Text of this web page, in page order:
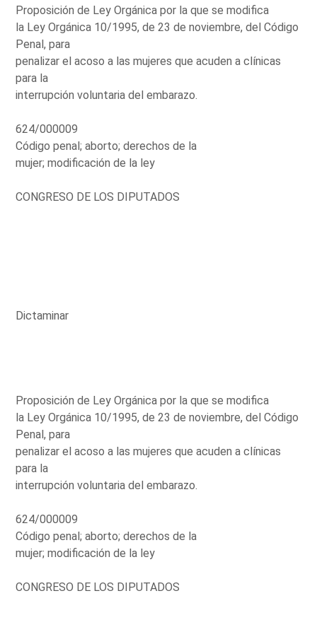
Proposición de Ley Orgánica por la que se modifica
la Ley Orgánica 10/1995, de 23 de noviembre, del Código
Penal, para
penalizar el acoso a las mujeres que acuden a clínicas
para la
interrupción voluntaria del embarazo.
624/000009
Código penal; aborto; derechos de la
mujer; modificación de la ley
CONGRESO DE LOS DIPUTADOS
Dictaminar
Proposición de Ley Orgánica por la que se modifica
la Ley Orgánica 10/1995, de 23 de noviembre, del Código
Penal, para
penalizar el acoso a las mujeres que acuden a clínicas
para la
interrupción voluntaria del embarazo.
624/000009
Código penal; aborto; derechos de la
mujer; modificación de la ley
CONGRESO DE LOS DIPUTADOS